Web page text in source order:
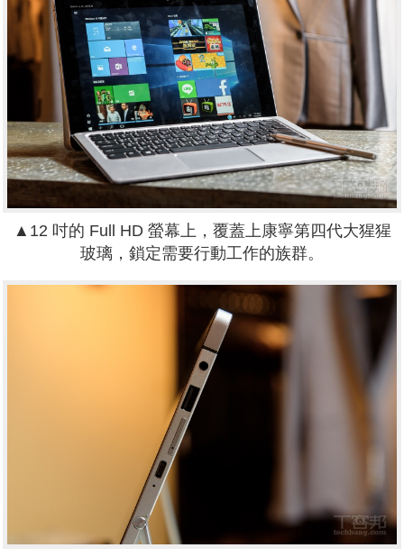
▲12 吋的 Full HD 螢幕上，覆蓋上康寧第四代大猩猩
玻璃，鎖定需要行動工作的族群。